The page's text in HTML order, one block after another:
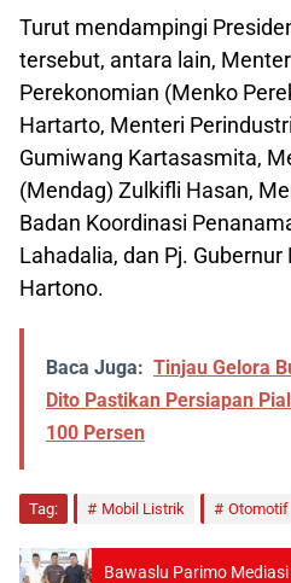
Turut mendampingi
tersebut, antara lain,
Perekonomian (Menko
Hartarto, Menteri
Gumiwang Kartasasmita,
(Mendag) Zulkifli Hasan,
Badan Koordinasi
Lahadalia, dan Pj.
Hartono.
Baca Juga: Tinjau Gelora
Dito Pastikan Persiapan
100 Persen
Tag: Mobil Listrik Otomotif
Bawaslu Parimo